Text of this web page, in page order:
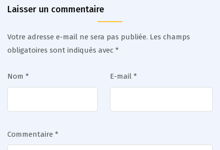
Laisser un commentaire
Votre adresse e-mail ne sera pas publiée. Les champs
obligatoires sont indiqués avec *
Nom * E-mail *
Commentaire *